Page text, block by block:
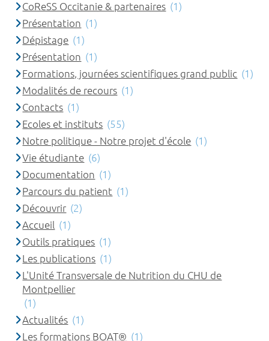
CoReSS Occitanie & partenaires (1)
Présentation (1)
Dépistage (1)
Présentation (1)
Formations, journées scientifiques grand public (1)
Modalités de recours (1)
Contacts (1)
Ecoles et instituts (55)
Notre politique - Notre projet d'école (1)
Vie étudiante (6)
Documentation (1)
Parcours du patient (1)
Découvrir (2)
Accueil (1)
Outils pratiques (1)
Les publications (1)
L'Unité Transversale de Nutrition du CHU de
Montpellier
(1)
Actualités (1)
Les formations BOAT® (1)